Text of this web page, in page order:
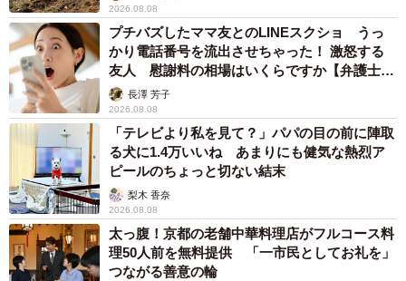
2026.08.08
プチバズしたママ友とのLINEスクショ うっ
かり電話番号を流出させちゃった！ 激怒する
友人 慰謝料の相場はいくらですか【弁護士が
解説】長澤 芳子
2026.08.08
「テレビより私を見て？」パパの目の前に陣取
る犬に1.4万いいね あまりにも健気な熱烈ア
ピールのちょっと切ない結末
梨木 香奈
2026.08.08
太っ腹！京都の老舗中華料理店がフルコース料
理50人前を無料提供 「一市民としてお礼を」
つながる善意の輪